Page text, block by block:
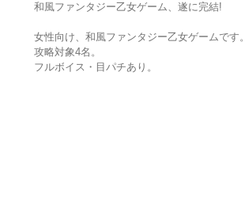
和風ファンタジー乙女ゲーム、遂に完結!
女性向け、和風ファンタジー乙女ゲームです。
攻略対象4名。
フルボイス・目パチあり。